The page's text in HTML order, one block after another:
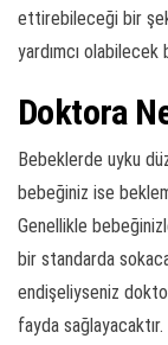
ettirebileceği bir
yardımcı
Doktora
Bebeklerde uyku
bebeğiniz ise
Genellikle
bir standarda
endişeliyseniz
fayda